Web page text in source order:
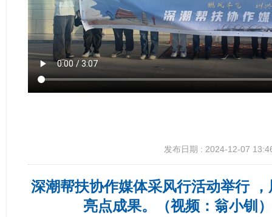
发布日期 : 2024-12-07
深潮帮扶协作媒体采风行活动举行
亮点成果。（视频：翁小钏